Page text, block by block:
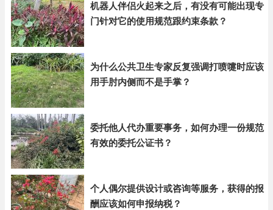
机器人伴侣火起来之后，有没有可能出现专
门针对它的使用规范跟约束条款？
为什么公共卫生专家反复强调打喷嚏时应该
用手肘内侧而不是手掌？
委托他人代办重要事务，如何办理一份规范
有效的委托公证书？
个人偶尔提供设计或咨询等服务，获得的报
酬应该如何申报纳税？